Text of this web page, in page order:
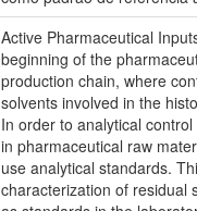
Active Pharmaceutical
beginning of the
production chain, where
solvents involved in the
In order to analytical
in pharmaceutical raw
use analytical standards.
characterization of residual